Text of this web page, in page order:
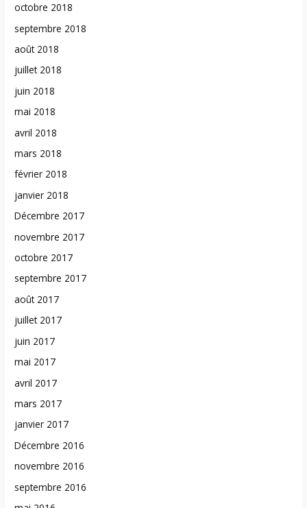
octobre 2018
septembre 2018
août 2018
juillet 2018
juin 2018
mai 2018
avril 2018
mars 2018
février 2018
janvier 2018
Décembre 2017
novembre 2017
octobre 2017
septembre 2017
août 2017
juillet 2017
juin 2017
mai 2017
avril 2017
mars 2017
janvier 2017
Décembre 2016
novembre 2016
septembre 2016